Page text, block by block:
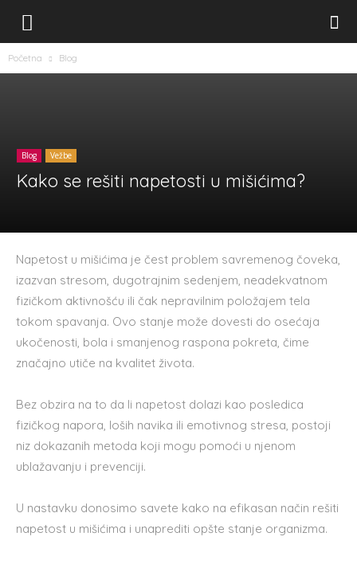
Početna Blog
Blog Vežbe
Kako se rešiti napetosti u mišićima?
Napetost u mišićima je čest problem savremenog čoveka,
izazvan stresom, dugotrajnim sedenjem, neadekvatnom
fizičkom aktivnošću ili čak nepravilnim položajem tela
tokom spavanja. Ovo stanje može dovesti do osećaja
ukočenosti, bola i smanjenog raspona pokreta, čime
značajno utiče na kvalitet života.
Bez obzira na to da li napetost dolazi kao posledica
fizičkog napora, loših navika ili emotivnog stresa, postoji
niz dokazanih metoda koji mogu pomoći u njenom
ublažavanju i prevenciji.
U nastavku donosimo savete kako na efikasan način rešiti
napetost u mišićima i unaprediti opšte stanje organizma.